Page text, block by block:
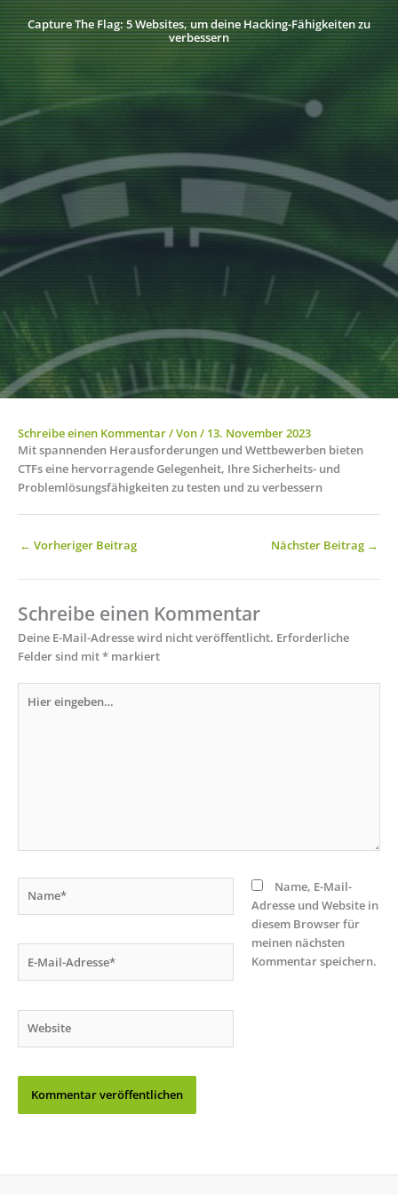
Capture The Flag: 5 Websites, um deine Hacking-Fähigkeiten zu
verbessern
Schreibe einen Kommentar/ Von/ 13. November 2023
Mit spannenden Herausforderungen und Wettbewerben bieten
CTFs eine hervorragende Gelegenheit, Ihre Sicherheits- und
Problemlösungsfähigkeiten zu testen und zu verbessern
← Vorheriger Beitrag Nächster Beitrag →
Schreibe einen Kommentar
Deine E-Mail-Adresse wird nicht veröffentlicht. Erforderliche
Felder sind mit* markiert
eingeben…
Mail-
Name, E-Mail-
Adresse und Website in
diesem Browser für
meinen nächsten
Kommentar speichern.